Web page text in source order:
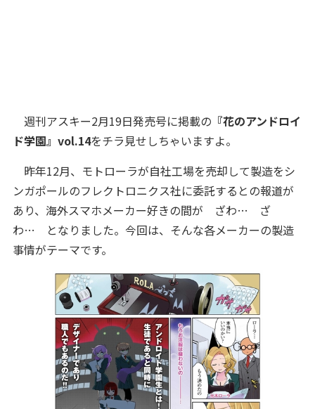
週刊アスキー2月19日発売号に掲載の 『花のアンドロイ
ド学園』vol.14をチラ見せしちゃいますよ。
昨年12月、 モトローラが自社工場を売却して製造をシ
ンガポールのフレクトロニクス社に委託するとの報道が
あり、海外スマホメーカー好きの間が ざわ… ざ
わ… となりました。 今回は、そんな各メーカーの製造
事情がテーマです。